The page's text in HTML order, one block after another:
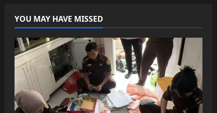
YOU MAY HAVE MISSED